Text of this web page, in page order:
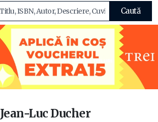
Caută
Jean-Luc Ducher